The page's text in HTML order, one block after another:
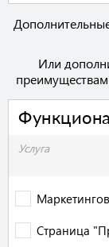
Или
Услуга
Страница